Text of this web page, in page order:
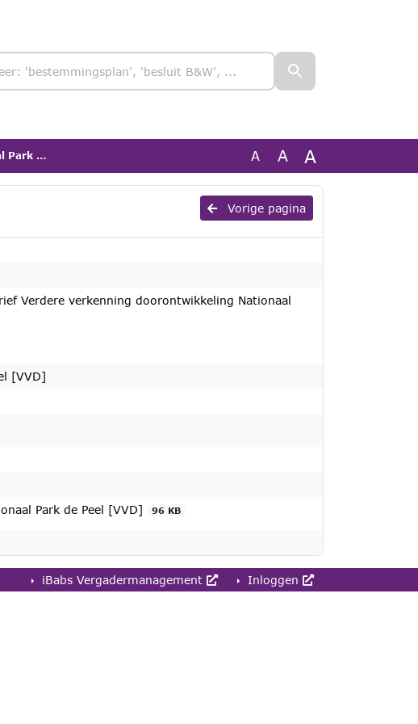
[VVD] A A A
Vorige pagina
Verdere verkenning doorontwikkeling Nationaal
[VVD]
Park de Peel [VVD] 96 KB
iBabs Vergadermanagement Inloggen